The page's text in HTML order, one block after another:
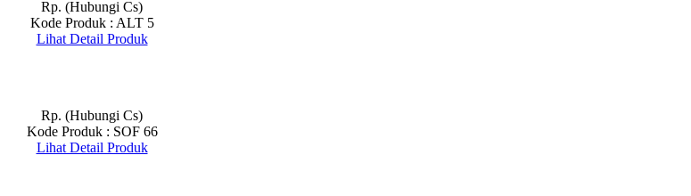
Rp. (Hubungi Cs)
Kode Produk : ALT 5
Lihat Detail Produk
Rp. (Hubungi Cs)
Kode Produk : SOF 66
Lihat Detail Produk